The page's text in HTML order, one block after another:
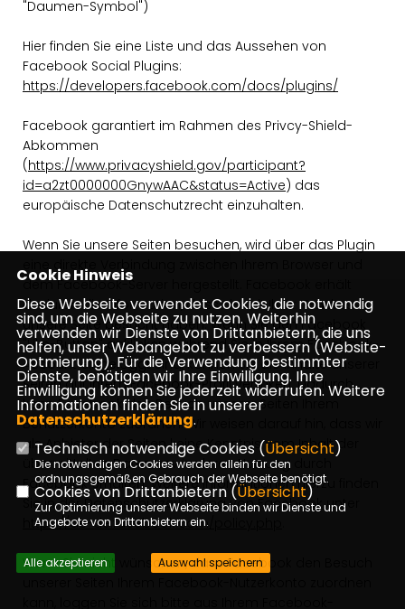
"Daumen-Symbol")
Hier finden Sie eine Liste und das Aussehen von
Facebook Social Plugins:
https://developers.facebook.com/docs/plugins/
Facebook garantiert im Rahmen des Privcy-Shield-
Abkommen
(https://www.privacyshield.gov/participant?
id=a2zt0000000GnywAAC&status=Active) das
europäische Datenschutzrecht einzuhalten.
Wenn Sie unsere Seiten besuchen, wird über das Plugin
eine direkte Verbindung zwischen Ihrem Browser und
dem Facebook-Server hergestellt. Facebook erhält
dadurch die Information, dass Sie mit Ihrer IP-Adresse
unsere Seite besucht haben. Wenn Sie den Facebook
"Like-Button" anklicken während Sie in Ihrem Facebook-
Account eingeloggt sind, können Sie die Inhalte unserer
Seiten auf Ihrem Facebook-Profil verlinken. Dadurch
kann Facebook den Besuch unserer Seiten Ihrem
Benutzerkonto zuordnen. Wir weisen darauf hin, dass wir
als Anbieter der Seiten keine Kenntnis vom Inhalt der
übermittelten Daten sowie deren Nutzung durch
Facebook erhalten. Weitere Informationen hierzu finden
Sie in der Datenschutzerklärung von Facebook unter
https://de-de.facebook.com/policy.php
Wenn Sie nicht wünschen, dass Facebook den Besuch
Cookie Hinweis
Diese Webseite verwendet Cookies, die notwendig
sind, um die Webseite zu nutzen. Weiterhin
verwenden wir Dienste von Drittanbietern, die uns
helfen, unser Webangebot zu verbessern (Website-
Optmierung). Für die Verwendung bestimmter
Dienste, benötigen wir Ihre Einwilligung. Ihre
Einwilligung können Sie jederzeit widerrufen. Weitere
Informationen finden Sie in unserer
Datenschutzerklärung.
Technisch notwendige Cookies (Übersicht)
Die notwendigen Cookies werden allein für den
ordnungsgemäßen Gebrauch der Webseite benötigt.
Cookies von Drittanbietern (Übersicht)
Zur Optimierung unserer Webseite binden wir Dienste und
Angebote von Drittanbietern ein.
Alle akzeptieren Auswahl speichern